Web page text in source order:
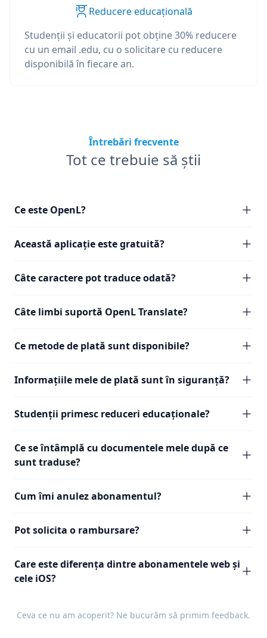
Reducere educațională
Studenții și educatorii pot obține 30% reducere
cu un email .edu, cu o solicitare cu reducere
disponibilă în fiecare an.
Întrebări frecvente
Tot ce trebuie să știi
Ce este OpenL?
Această aplicație este gratuită?
Câte caractere pot traduce odată?
Câte limbi suportă OpenL Translate?
Ce metode de plată sunt disponibile?
Informațiile mele de plată sunt în siguranță?
Studenții primesc reduceri educaționale?
Ce se întâmplă cu documentele mele după ce
sunt traduse?
Cum îmi anulez abonamentul?
Pot solicita o rambursare?
Care este diferența dintre abonamentele web și
cele iOS?
Ceva ce nu am acoperit? Ne bucurăm să primim feedback.